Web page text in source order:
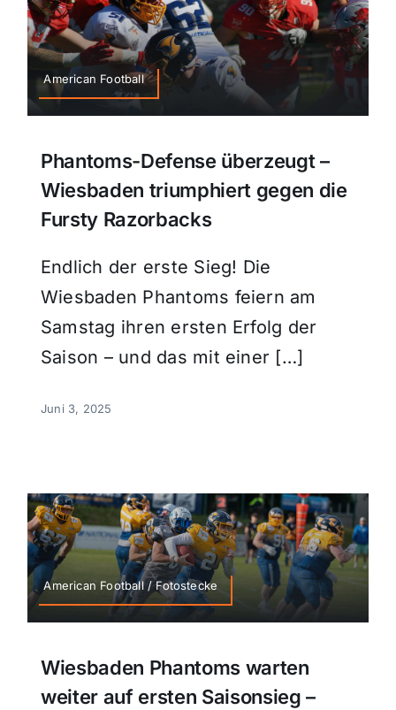
American Football
Phantoms-Defense überzeugt –
Wiesbaden triumphiert gegen die
Fursty Razorbacks
Endlich der erste Sieg! Die
Wiesbaden Phantoms feiern am
Samstag ihren ersten Erfolg der
Saison – und das mit einer […]
Juni 3, 2025
American Football / Fotostecke
Wiesbaden Phantoms warten
weiter auf ersten Saisonsieg –